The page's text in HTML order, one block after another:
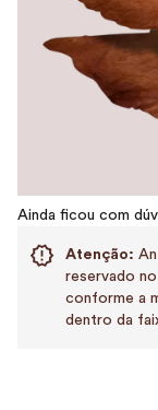
Ainda ficou com
Atenção:
reservado
conforme a
dentro da